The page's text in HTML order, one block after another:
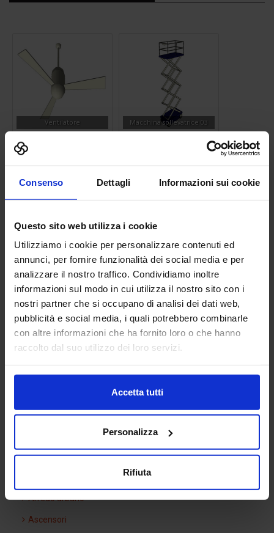
Consenso Dettagli Informazioni sui cookie
Questo sito web utilizza i cookie
Utilizziamo i cookie per personalizzare contenuti ed
annunci, per fornire funzionalità dei social media e per
analizzare il nostro traffico. Condividiamo inoltre
informazioni sul modo in cui utilizza il nostro sito con i
nostri partner che si occupano di analisi dei dati web,
pubblicità e social media, i quali potrebbero combinarle
con altre informazioni che ha fornito loro o che hanno
raccolto dal suo utilizzo dei loro servizi.
Accetta tutti
Personalizza
Rifiuta
Ventilatore Macchina sollevatrice 03
Vasca da bagno 01 Divieto di svolta a sinistra
Vasca da bagno 05
Categorie Blocchi CAD
Arredi interni
Arredo urbano
Ascensori